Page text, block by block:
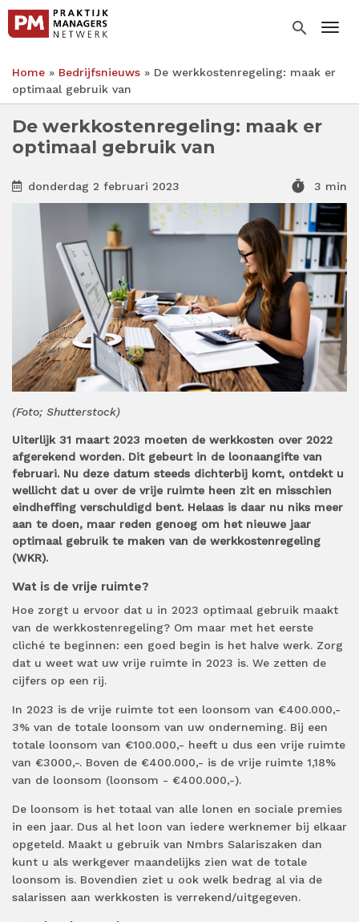
Overslaan
naar
inhoud
gaan
search
Kruimelpad
Home Bedrijfsnieuws
De werkkostenregeling: maak er
optimaal gebruik van
De werkkostenregeling: maak er
optimaal gebruik van
donderdag 2 februari 2023 timer 3 min
(Foto; Shutterstock)
Uiterlijk 31 maart 2023 moeten de werkkosten over 2022
afgerekend worden. Dit gebeurt in de loonaangifte van
februari. Nu deze datum steeds dichterbij komt, ontdekt u
wellicht dat u over de vrije ruimte heen zit en misschien
eindheffing verschuldigd bent. Helaas is daar nu niks meer
aan te doen, maar reden genoeg om het nieuwe jaar
optimaal gebruik te maken van de werkkostenregeling
(WKR).
Wat is de vrije ruimte?
Hoe zorgt u ervoor dat u in 2023 optimaal gebruik maakt
van de werkkostenregeling? Om maar met het eerste
cliché te beginnen: een goed begin is het halve werk. Zorg
dat u weet wat uw vrije ruimte in 2023 is. We zetten de
cijfers op een rij.
In 2023 is de vrije ruimte tot een loonsom van €400.000,-
3% van de totale loonsom van uw onderneming. Bij een
totale loonsom van €100.000,- heeft u dus een vrije ruimte
van €3000,-. Boven de €400.000,- is de vrije ruimte 1,18%
van de loonsom (loonsom - €400.000,-).
De loonsom is het totaal van alle lonen en sociale premies
in een jaar. Dus al het loon van iedere werknemer bij elkaar
opgeteld. Maakt u gebruik van Nmbrs Salariszaken dan
kunt u als werkgever maandelijks zien wat de totale
loonsom is. Bovendien ziet u ook welk bedrag al via de
salarissen aan werkkosten is verrekend/uitgegeven.